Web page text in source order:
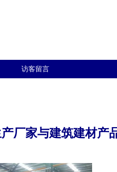
访客留言
厂家与建筑建材产